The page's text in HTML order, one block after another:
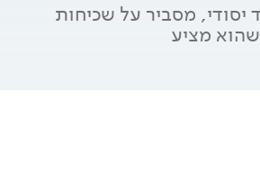
מדריך הורים המתמחה בגמילה מאוחרת בגילאי 4 עד יסודי, מסביר על שכיחות
מציע